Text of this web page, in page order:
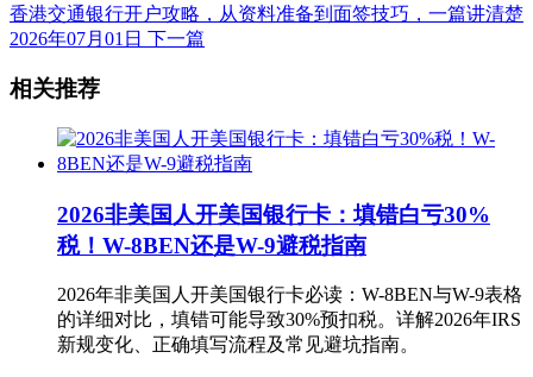
香港交通银行开户攻略，从资料准备到面签技巧，一篇讲清楚
2026年07月01日 下一篇
相关推荐
2026非美国人开美国银行卡：填错白亏30%
税！W-8BEN还是W-9避税指南
2026年非美国人开美国银行卡必读：W-8BEN与W-9表格
的详细对比，填错可能导致30%预扣税。详解2026年IRS
新规变化、正确填写流程及常见避坑指南。